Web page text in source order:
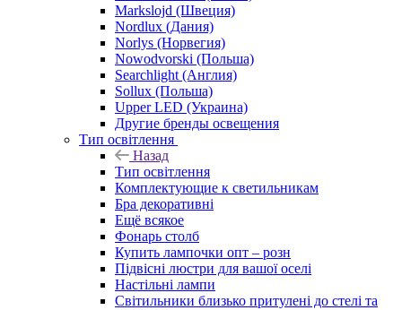
Markslojd (Швеция)
Nordlux (Дания)
Norlys (Норвегия)
Nowodvorski (Польша)
Searchlight (Англия)
Sollux (Польша)
Upper LED (Украина)
Другие бренды освещения
Тип освітлення
Назад
Тип освітлення
Комплектующие к светильникам
Бра декоративні
Ещё всякое
Фонарь столб
Купить лампочки опт – розн
Підвісні люстри для вашої оселі
Настільні лампи
Світильники близько притулені до стелі та